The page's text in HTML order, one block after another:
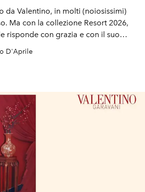
da Valentino, in molti (noiosissimi)
Ma con la collezione Resort 2026,
risponde con grazia e con il suo
il suo personalissimo linguaggio
D'Aprile